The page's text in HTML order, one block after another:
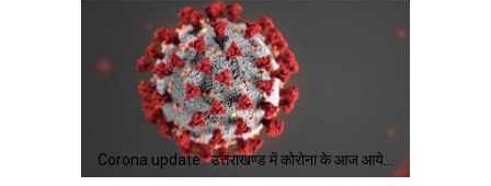
Corona update : उत्तराखण्ड में कोरोना के आज आये…